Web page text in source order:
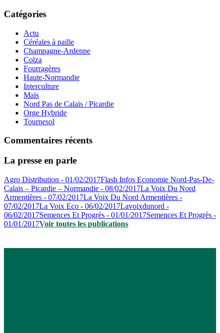
Catégories
Actu
Céréales à paille
Champagne-Ardenne
Colza
Fourragères
Haute-Normandie
Interculture
Maïs
Nord Pas de Calais / Picardie
Orge Hybride
Tournesol
Commentaires récents
La presse en parle
Agro Distribution - 01/02/2017Flash Infos Economie Nord-Pas-De-
Calais – Picardie – Normandie - 08/02/2017La Voix Du Nord
Armentières - 07/02/2017La Voix Du Nord Armentières -
07/02/2017La Voix Eco - 06/02/2017Lavoixdunord -
06/02/2017Semences Et Progrès - 01/01/2017Semences Et Progrès -
01/01/2017Voir toutes les publications